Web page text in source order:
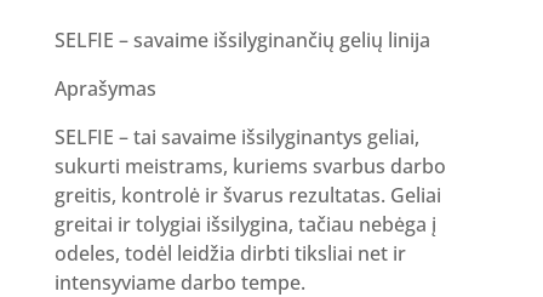
SELFIE – savaime išsilyginančių gelių linija
Aprašymas
SELFIE – tai savaime išsilyginantys geliai,
sukurti meistrams, kuriems svarbus darbo
greitis, kontrolė ir švarus rezultatas. Geliai
greitai ir tolygiai išsilygina, tačiau nebėga į
odeles, todėl leidžia dirbti tiksliai net ir
intensyviame darbo tempe.